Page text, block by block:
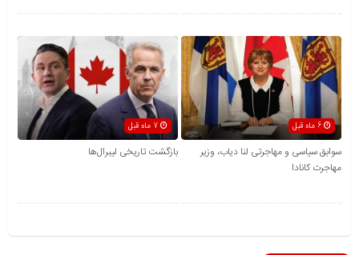
6 ماه قبل
سوابق سیاسی و مهاجرتی لنا دیاب، وزیر
مهاجرت کانادا
بازگشت تاریخی لیبرال‌ها